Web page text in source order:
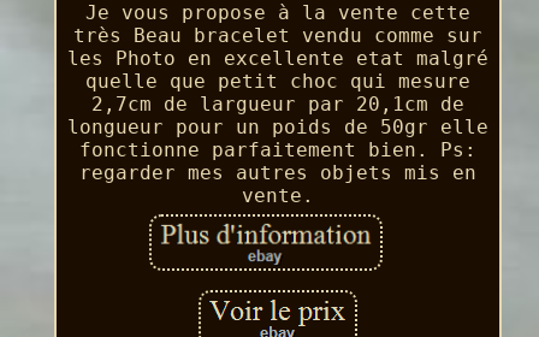
Je vous propose à la vente cette
très Beau bracelet vendu comme sur
les Photo en excellente etat malgré
quelle que petit choc qui mesure
2,7cm de largueur par 20,1cm de
longueur pour un poids de 50gr elle
fonctionne parfaitement bien. Ps:
regarder mes autres objets mis en
vente.